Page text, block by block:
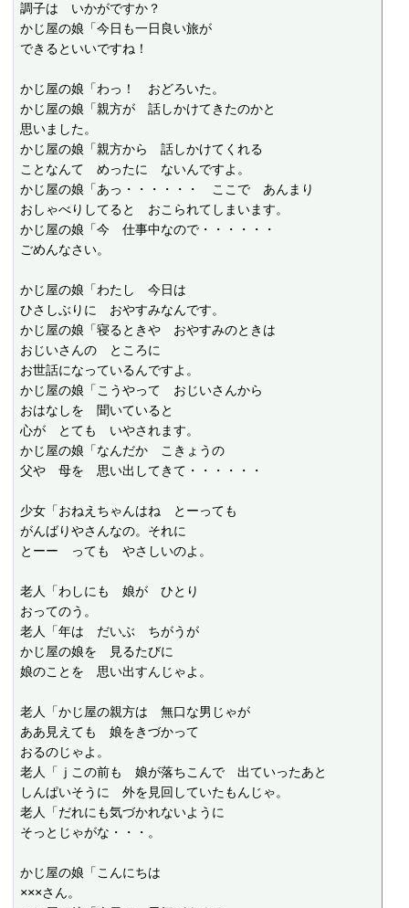
調子は　いかがですか？
かじ屋の娘「今日も一日良い旅が
できるといいですね！
かじ屋の娘「わっ！　おどろいた。
かじ屋の娘「親方が　話しかけてきたのかと
思いました。
かじ屋の娘「親方から　話しかけてくれる
ことなんて　めったに　ないんですよ。
かじ屋の娘「あっ・・・・・・　ここで　あんまり
おしゃべりしてると　おこられてしまいます。
かじ屋の娘「今　仕事中なので・・・・・・
ごめんなさい。
かじ屋の娘「わたし　今日は
ひさしぶりに　おやすみなんです。
かじ屋の娘「寝るときや　おやすみのときは
おじいさんの　ところに
お世話になっているんですよ。
かじ屋の娘「こうやって　おじいさんから
おはなしを　聞いていると
心が　とても　いやされます。
かじ屋の娘「なんだか　こきょうの
父や　母を　思い出してきて・・・・・・
少女「おねえちゃんはね　とーっても
がんばりやさんなの。それに
とーー　っても　やさしいのよ。
老人「わしにも　娘が　ひとり
おってのう。
老人「年は　だいぶ　ちがうが
かじ屋の娘を　見るたびに
娘のことを　思い出すんじゃよ。
老人「かじ屋の親方は　無口な男じゃが
ああ見えても　娘をきづかって
おるのじゃよ。
老人「ｊこの前も　娘が落ちこんで　出ていったあと
しんぱいそうに　外を見回していたもんじゃ。
老人「だれにも気づかれないように
そっとじゃがな・・・。
かじ屋の娘「こんにちは
×××さん。